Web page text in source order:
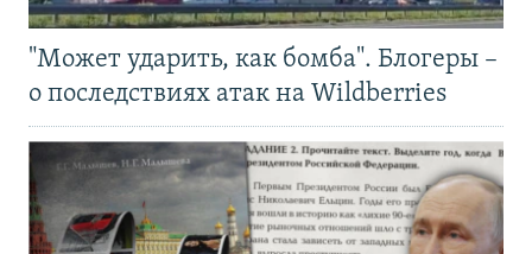
"Может ударить, как бомба". Блогеры –
о последствиях атак на Wildberries